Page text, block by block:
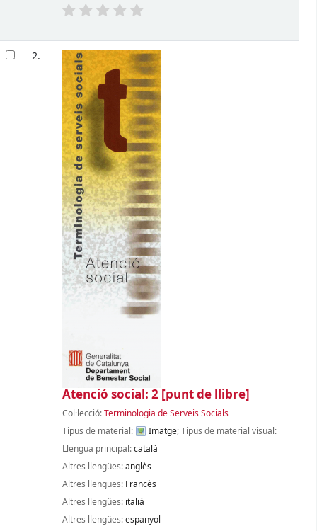
2.
Atenció social: 2 [punt de llibre]
Col·lecció:Terminologia de Serveis Socials
Tipus de material:
Imatge; Tipus de material visual:
Llengua principal:català
Altres llengües:anglès
Altres llengües: Francès
Altres llengües: italià
Altres llengües:espanyol